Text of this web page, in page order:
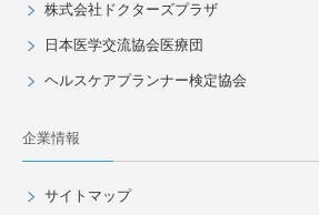
株式会社ドクターズプラザ
日本医学交流協会医療団
ヘルスケアプランナー検定協会
企業情報
サイトマップ